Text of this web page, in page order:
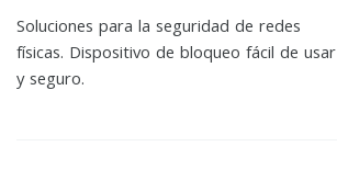
Soluciones para la seguridad de redes
físicas. Dispositivo de bloqueo fácil de usar
y seguro.